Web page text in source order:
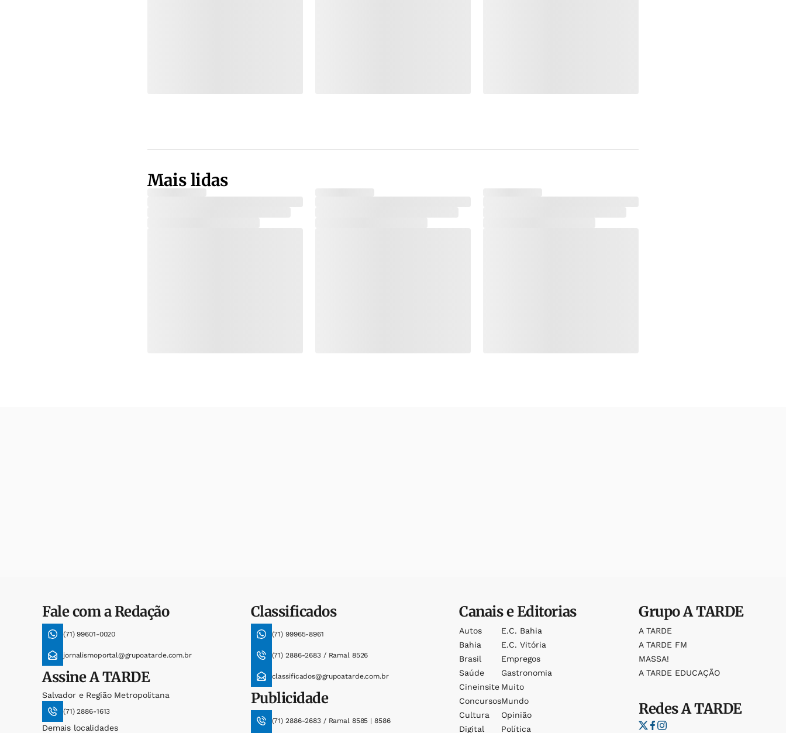
Mais lidas
Fale com a Redação
(71) 99601-0020
jornalismoportal@grupoatarde.com.br
AssineA TARDE
Salvador e Região Metropolitana
(71) 2886-1613
Demais localidades
Classificados
(71) 99965-8961
(71) 2886-2683 / Ramal 8526
classificados@grupoatarde.com.br
Publicidade
(71) 2886-2683 / Ramal 8585 | 8586
Canais e Editorias
Autos
Bahia
Brasil
Saúde
Cineinsite
Concursos
Cultura
Digital
E.c. Bahia
E.c. Vitória
Empregos
Gastronomia
Muito
Mundo
Opinião
Política
GrupoA TARDE
A TARDE
A TARDE FM
MASSA!
A TARDE EDUCAÇÃO
RedesA TARDE